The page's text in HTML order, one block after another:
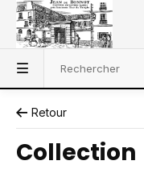
Retour
Collection